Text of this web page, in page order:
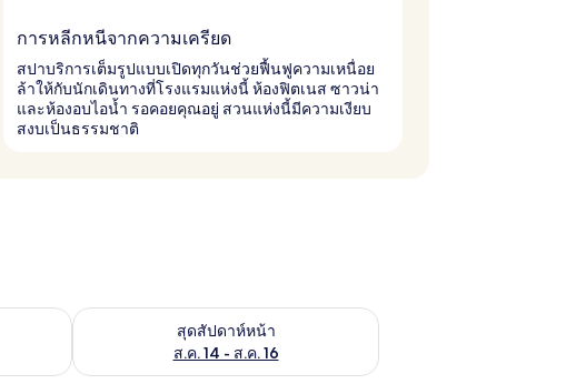
การหลีกหนีจากความเครียด
สปาบริการเต็มรูปแบบเปิดทุกวันช่วยฟื้นฟูความเหนื่อย
ล้าให้กับนักเดินทางที่โรงแรมแห่งนี้ ห้องฟิตเนส ซาวน่า
และห้องอบไอน้ำ รอคอยคุณอยู่ สวนแห่งนี้มีความเงียบ
สงบเป็นธรรมชาติ
ดสัปดาห์นี้ ส.ค. 7 - ส.ค. 9สุดสัปดาห์หน้า
ส.ค. 14 - ส.ค. 16
ตรวจสอบจำนวนห้องพักว่างในสุดสัปดาห์หน้า ส.ค. 14 - ส.ค. 16